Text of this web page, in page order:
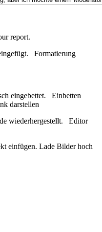
report.
Formatierung
eingebettet. Einbetten
darstellen
wiederhergestellt. Editor
einfügen. Lade Bilder hoch